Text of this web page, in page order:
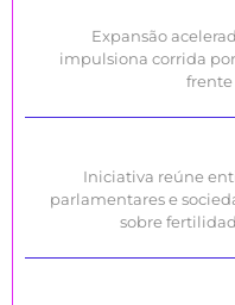
Expansão
impulsiona corrida
frente
Iniciativa reúne
parlamentares e
sobre